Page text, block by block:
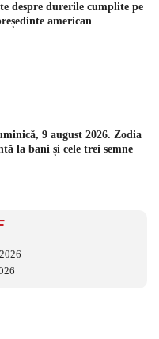
despre durerile cumplite pe
american
9 august 2026. Zodia
la bani și cele trei semne